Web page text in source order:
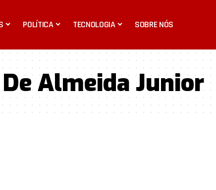
POLÍTICA TECNOLOGIA SOBRE NÓS
Almeida Junior